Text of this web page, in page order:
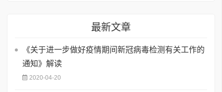
最新文章
《关于进一步做好疫情期间新冠病毒检测有关工作的
通知》解读
2020-04-20